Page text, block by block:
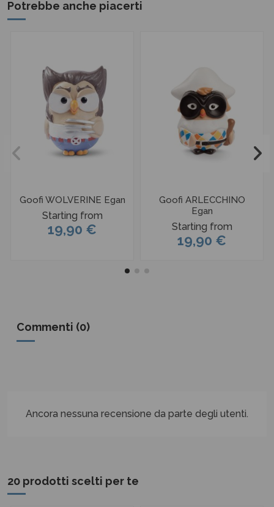
Potrebbe anche piacerti
Goofi WOLVERINE Egan
Starting from
19,90 €
Goofi ARLECCHINO
Egan
Starting from
19,90 €
Commenti (0)
Ancora nessuna recensione da parte degli utenti.
20 prodotti scelti per te